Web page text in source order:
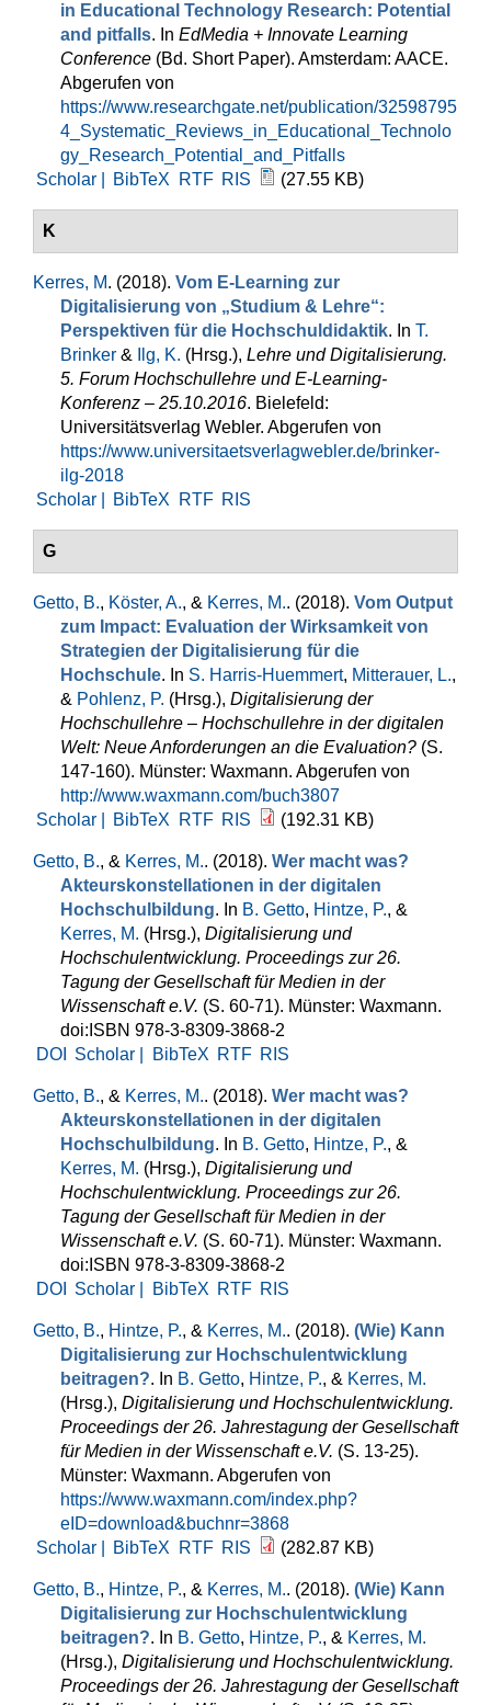
in Educational Technology Research: Potential
and pitfalls. In EdMedia + Innovate Learning
Conference (Bd. Short Paper). Amsterdam: AACE.
Abgerufen von
https://www.researchgate.net/publication/32598795
4_Systematic_Reviews_in_Educational_Technolo
gy_Research_Potential_and_Pitfalls
Scholar |
BibTeX RTF RIS (27.55 KB)
K
Kerres, M. (2018). Vom E-Learning zur
Digitalisierung von „Studium & Lehre“:
Perspektiven für die Hochschuldidaktik. In T.
Brinker & Ilg, K. (Hrsg.), Lehre und Digitalisierung.
5. Forum Hochschullehre und E-Learning-
Konferenz – 25.10.2016. Bielefeld:
Universitätsverlag Webler. Abgerufen von
https://www.universitaetsverlagwebler.de/brinker-
ilg-2018
Scholar |
BibTeX RTF RIS
G
Getto, B., Köster, A., & Kerres, M.. (2018). Vom Output
zum Impact: Evaluation der Wirksamkeit von
Strategien der Digitalisierung für die
Hochschule. In S. Harris-Huemmert, Mitterauer, L.,
& Pohlenz, P. (Hrsg.), Digitalisierung der
Hochschullehre – Hochschullehre in der digitalen
Welt: Neue Anforderungen an die Evaluation? (S.
147-160). Münster: Waxmann. Abgerufen von
http://www.waxmann.com/buch3807
Scholar |
BibTeX RTF RIS (192.31 KB)
Getto, B., & Kerres, M.. (2018). Wer macht was?
Akteurskonstellationen in der digitalen
Hochschulbildung. In B. Getto, Hintze, P., &
Kerres, M. (Hrsg.), Digitalisierung und
Hochschulentwicklung. Proceedings zur 26.
Tagung der Gesellschaft für Medien in der
Wissenschaft e.V. (S. 60-71). Münster: Waxmann.
doi:ISBN 978-3-8309-3868-2
DOI
Scholar | BibTeX RTF RIS
Getto, B., & Kerres, M.. (2018). Wer macht was?
Akteurskonstellationen in der digitalen
Hochschulbildung. In B. Getto, Hintze, P., &
Kerres, M. (Hrsg.), Digitalisierung und
Hochschulentwicklung. Proceedings zur 26.
Tagung der Gesellschaft für Medien in der
Wissenschaft e.V. (S. 60-71). Münster: Waxmann.
doi:ISBN 978-3-8309-3868-2
DOI
Scholar | BibTeX RTF RIS
Getto, B., Hintze, P., & Kerres, M.. (2018). (Wie) Kann
Digitalisierung zur Hochschulentwicklung
beitragen?. In B. Getto, Hintze, P., & Kerres, M.
(Hrsg.), Digitalisierung und Hochschulentwicklung.
Proceedings der 26. Jahrestagung der Gesellschaft
für Medien in der Wissenschaft e.V. (S. 13-25).
Münster: Waxmann. Abgerufen von
https://www.waxmann.com/index.php?
eID=download&buchnr=3868
Scholar |
BibTeX RTF RIS (282.87 KB)
Getto, B., Hintze, P., & Kerres, M.. (2018). (Wie) Kann
Digitalisierung zur Hochschulentwicklung
beitragen?. In B. Getto, Hintze, P., & Kerres, M.
(Hrsg.), Digitalisierung und Hochschulentwicklung.
Proceedings der 26. Jahrestagung der Gesellschaft